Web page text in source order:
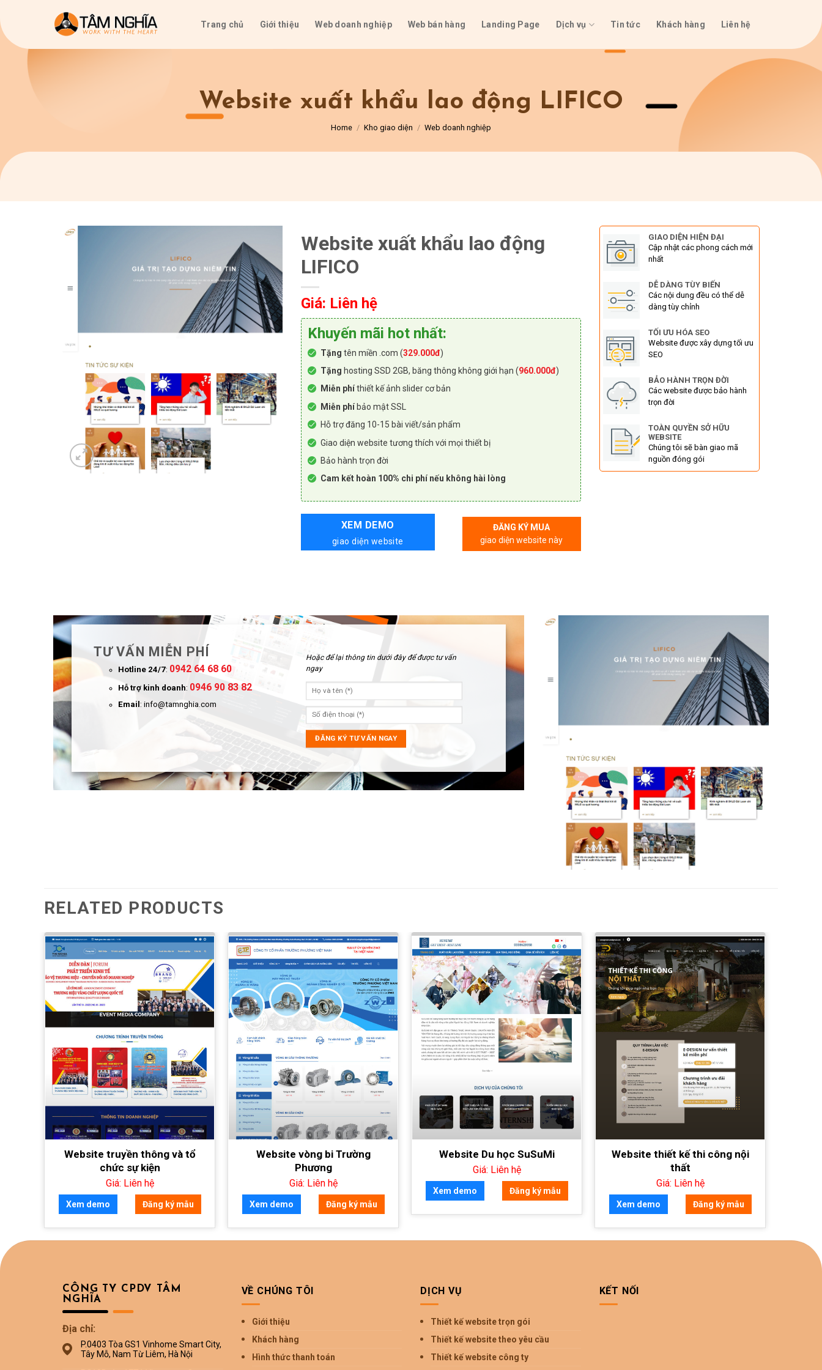
to
content
Trang chủ Giới thiệu Web doanh nghiệp Web bán hàng Landing Page Dịch vụ Tin tức Khách hàng Liên hệ
Website xuất khẩu lao động LIFICO
Home / Kho giao diện / Web doanh nghiệp
Website xuất khẩu lao động
LIFICO
Giá: Liên hệ
Khuyến mãi hot nhất:
Tặng tên miền .com (329.000đ)
Tặng hosting SSD 2GB, băng thông không giới hạn (960.000đ)
Miễn phíthiết kế ảnh slider cơ bản
Miễn phíbảo mật SSL
Hỗ trợ đăng 10-15 bài viết/sản phẩm
Giao diện website tương thích với mọi thiết bị
Bảo hành trọn đời
Cam kết hoàn 100% chi phí nếu không hài lòng
XEM DEMO
giao diện website
ĐĂNG KÝ MUA
giao diện website này
GIAO DIỆN HIỆN ĐẠI
Cập nhật các phong cách mới
nhất
DỄ DÀNG TÙY BIẾN
Các nội dung đều có thể dễ
dàng tùy chỉnh
TỐI ƯU HÓA SEO
Website được xây dựng tối ưu
SEO
BẢO HÀNH TRỌN ĐỜI
Các website được bảo hành
trọn đời
TOÀN QUYỀN SỞ HỮU
WEBSITE
Chúng tôi sẽ bàn giao mã
nguồn đóng gói
TƯ VẤN MIỄN PHÍ
Hotline 24/7: 0942 64 68 60
Hỗ trợ kinh doanh: 0946 90 83 82
Email : info@tamnghia.com
Hoặc để lại thông tin dưới đây để được tư vấn
ngay
RELATED PRODUCTS
Website truyền thông và tổ
chức sự kiện
Giá: Liên hệ
Xem demo Đăng ký mẫu
Website vòng bi Trường
Phương
Giá: Liên hệ
Xem demo Đăng ký mẫu
Website Du học SuSuMi
Giá: Liên hệ
Xem demo Đăng ký mẫu
Website thiết kế thi công nội
thất
Giá: Liên hệ
Xem demo Đăng ký mẫu
CÔNG TY CPDV TÂM
NGHĨA
Địa chỉ:
P.0403 Tòa GS1 Vinhome Smart City,
Tây Mỗ, Nam Từ Liêm, Hà Nội
VỀ CHÚNG TÔI
Giới thiệu
Khách hàng
Hình thức thanh toán
DỊCH VỤ
Thiết kế website trọn gói
Thiết kế website theo yêu cầu
Thiết kế website công ty
KẾT NỐI